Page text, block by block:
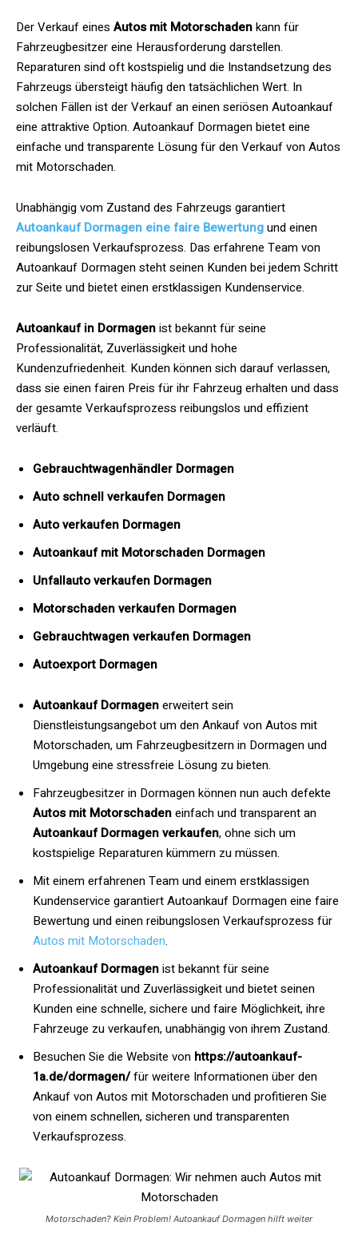
Der Verkauf eines Autos mit Motorschadenkann für
Fahrzeugbesitzer eine Herausforderung darstellen.
Reparaturen sind oft kostspielig und die Instandsetzung des
Fahrzeugs übersteigt häufig den tatsächlichen Wert. In
solchen Fällen ist der Verkauf an einen seriösen Autoankauf
eine attraktive Option. Autoankauf Dormagenbietet eine
einfache und transparente Lösung für den Verkauf von Autos
mit Motorschaden.
Unabhängig vom Zustand des Fahrzeugs garantiert
Autoankauf Dormagen eine faire Bewertungund einen
reibungslosen Verkaufsprozess. Das erfahrene Team von
Autoankauf Dormagen steht seinen Kunden bei jedem Schritt
zur Seite und bietet einen erstklassigen Kundenservice.
Autoankauf in Dormagenist bekannt für seine
Professionalität, Zuverlässigkeit und hohe
Kundenzufriedenheit. Kunden können sich darauf verlassen,
dass sie einen fairen Preis für ihr Fahrzeug erhalten und dass
der gesamte Verkaufsprozess reibungslos und effizient
verläuft.
Gebrauchtwagenhändler Dormagen
Auto schnell verkaufen Dormagen
Auto verkaufen Dormagen
Autoankauf mit Motorschaden Dormagen
Unfallauto verkaufen Dormagen
Motorschaden verkaufen Dormagen
Gebrauchtwagen verkaufen Dormagen
Autoexport Dormagen
Autoankauf Dormagenerweitert sein
Dienstleistungsangebot um den Ankauf von Autos mit
Motorschaden, um Fahrzeugbesitzern in Dormagen und
Umgebung eine stressfreie Lösung zu bieten.
Fahrzeugbesitzer in Dormagen können nun auch defekte
Autos mit Motorschadeneinfach und transparent an
Autoankauf Dormagen verkaufen, ohne sich um
kostspielige Reparaturen kümmern zu müssen.
Mit einem erfahrenen Team und einem erstklassigen
Kundenservice garantiert Autoankauf Dormagen eine faire
Bewertung und einen reibungslosen Verkaufsprozess für
Autos mit Motorschaden.
Autoankauf Dormagenist bekannt für seine
Professionalität und Zuverlässigkeit und bietet seinen
Kunden eine schnelle, sichere und faire Möglichkeit, ihre
Fahrzeuge zu verkaufen, unabhängig von ihrem Zustand.
Besuchen Sie die Website von https://autoankauf-
1a.de/dormagen/für weitere Informationen über den
Ankauf von Autos mit Motorschaden und profitieren Sie
von einem schnellen, sicheren und transparenten
Verkaufsprozess.
Motorschaden? Kein Problem! Autoankauf Dormagen hilft weiter